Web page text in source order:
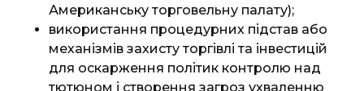
Американську торговельну палату);
використання процедурних підстав або
механізмів захисту торгівлі та інвестицій
для оскарження політик контролю над
тютюном і створення загроз ухваленню